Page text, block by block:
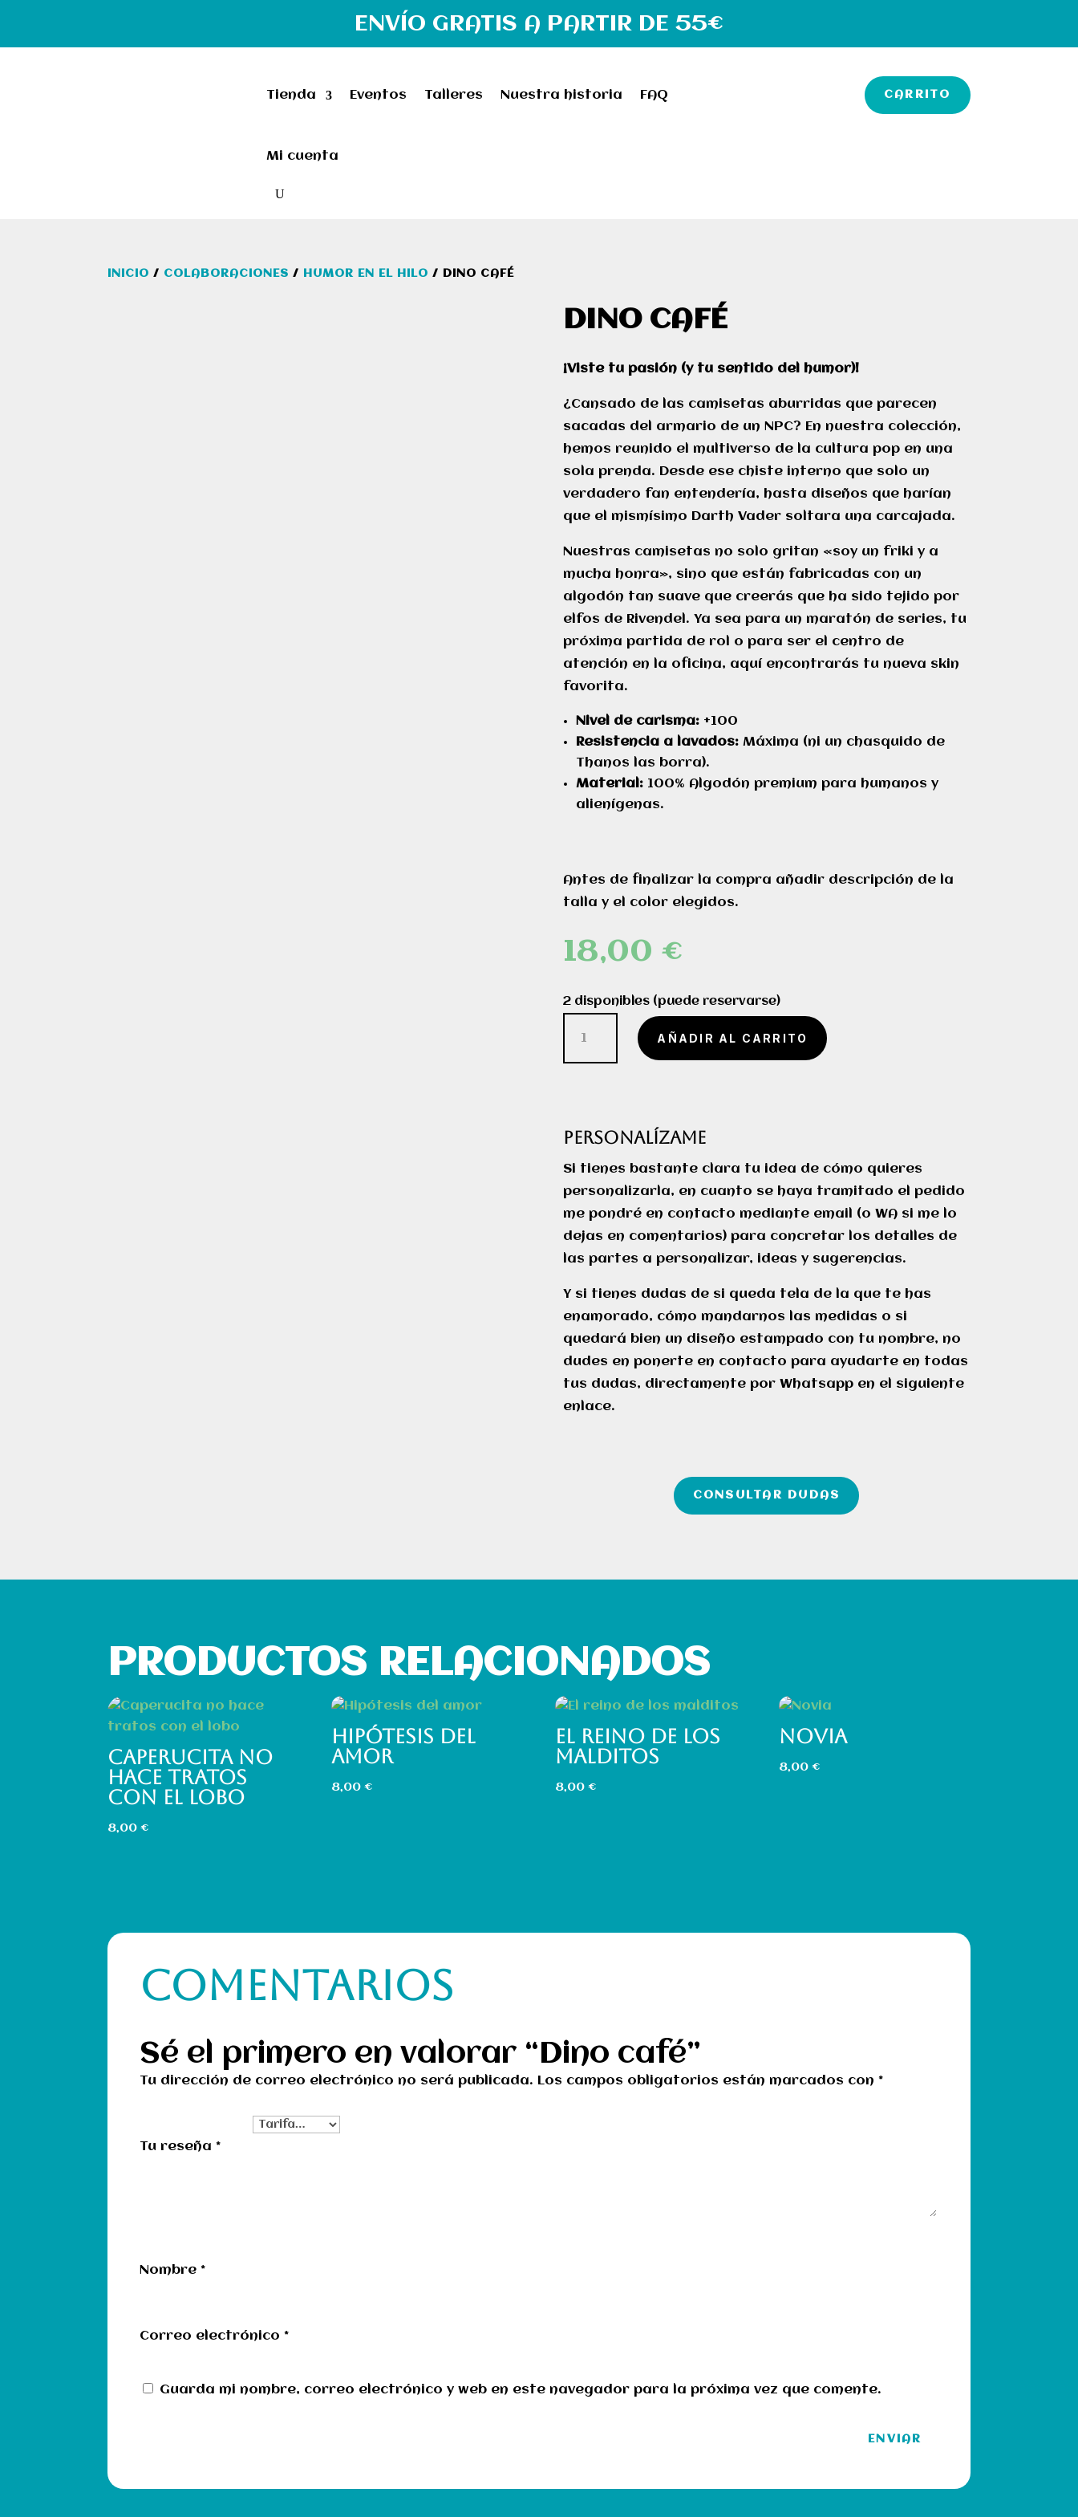
ENVÍO GRATIS A PARTIR DE 55€
Tienda Eventos Talleres Nuestra historia FAQ
Mi cuenta
CARRITO
INICIO / COLABORACIONES / HUMOR EN EL HILO / DINO CAFÉ
DINO CAFÉ
¡Viste tu pasión (y tu sentido del humor)!
¿Cansado de las camisetas aburridas que parecen
sacadas del armario de un NPC? En nuestra colección,
hemos reunido el multiverso de la cultura pop en una
sola prenda. Desde ese chiste interno que solo un
verdadero fan entendería, hasta diseños que harían
que el mismísimo Darth Vader soltara una carcajada.
Nuestras camisetas no solo gritan «soy un friki y a
mucha honra», sino que están fabricadas con un
algodón tan suave que creerás que ha sido tejido por
elfos de Rivendel. Ya sea para un maratón de series, tu
próxima partida de rol o para ser el centro de
atención en la oficina, aquí encontrarás tu nueva skin
favorita.
Nivel de carisma:+100
Resistencia a lavados:Máxima (ni un chasquido de
Thanos las borra).
Material:100% Algodón premium para humanos y
alienígenas.
Antes de finalizar la compra añadir descripción de la
talla y el color elegidos.
18,00 €
2 disponibles (puede reservarse)
café
cantidad
AÑADIR AL CARRITO
PERSONALÍZAME
Si tienes bastante clara tu idea de cómo quieres
personalizarla, en cuanto se haya tramitado el pedido
me pondré en contacto mediante email (o WA si me lo
dejas en comentarios) para concretar los detalles de
las partes a personalizar, ideas y sugerencias.
Y si tienes dudas de si queda tela de la que te has
enamorado, cómo mandarnos las medidas o si
quedará bien un diseño estampado con tu nombre, no
dudes en ponerte en contacto para ayudarte en todas
tus dudas, directamente por Whatsapp en el siguiente
enlace.
CONSULTAR DUDAS
PRODUCTOS RELACIONADOS
CAPERUCITA NO
HACE TRATOS
CON EL LOBO
8,00€
HIPÓTESIS DEL
AMOR
8,00€
EL REINO DE LOS
MALDITOS
8,00€
NOVIA
8,00€
COMENTARIOS
Sé el primero en valorar “Dino café”
Tu dirección de correo electrónico no será publicada. Los campos obligatorios están marcados con*
Tu reseña*
Nombre*
Correo electrónico*
Guarda mi nombre, correo electrónico y web en este navegador para la próxima vez que comente.
ENVIAR